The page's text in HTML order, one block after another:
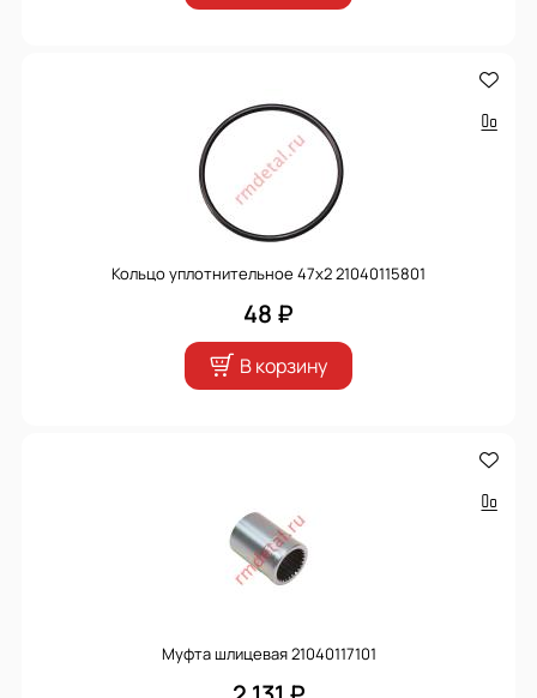
Кольцо уплотнительное 47х2 21040115801
48 ₽
В корзину
Муфта шлицевая 21040117101